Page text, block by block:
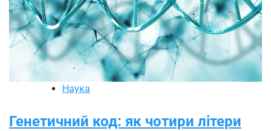
Наука
Генетичний код: як чотири літери